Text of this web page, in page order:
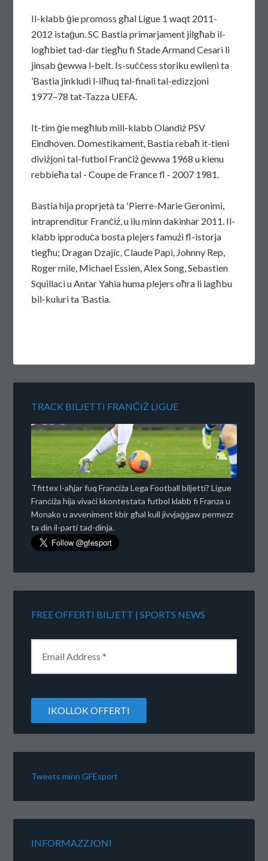
Il-klabb ġie promoss għal Ligue 1 waqt 2011-
2012 istaġun. SC Bastia primarjament jilgħab il-
logħbiet tad-dar tiegħu fi Stade Armand Cesari li
jinsab ġewwa l-belt. Is-suċċess storiku ewlieni ta
’Bastia jinkludi l-ilħuq tal-finali tal-edizzjoni
1977–78 tat-Tazza UEFA.
It-tim ġie megħlub mill-klabb Olandiż PSV
Eindhoven. Domestikament, Bastia rebaħ it-tieni
diviżjoni tal-futbol Franċiż ġewwa 1968 u kienu
rebbieħa tal - Coupe de France fl - 2007 1981.
Bastia hija proprjetà ta 'Pierre-Marie Geronimi,
intraprenditur Franċiż, u ilu minn dakinhar 2011. Il-
klabb ipproduċa bosta plejers famużi fl-istorja
tiegħu; Dragan Dzajic, Claude Papi, Johnny Rep,
Roger mile, Michael Essien, Alex Song, Sebastien
Squillaci u Antar Yahia huma plejers oħra li lagħbu
bil-kuluri ta ’Bastia.
TRACK BILJETTI FRANĊIŻ LIGUE
Tfittex l-aħjar fuq Franċiża Lega Football biljetti? Ligue
Franċiża hija vivaċi kkontestata futbol klabb fi Franza u
Monako u avveniment kbir għal kull jivvjaġġaw permezz
ta din il-parti tad-dinja.
FREE OFFERTI BILJETT | SPORTS NEWS
Tweets minn GFEsport
INFORMAZZJONI